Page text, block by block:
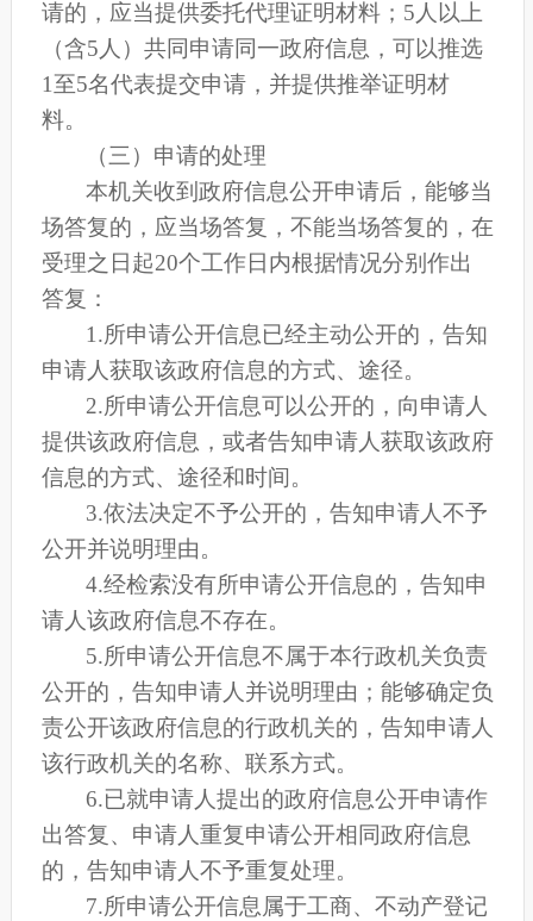
请的，应当提供委托代理证明材料；5人以上
（含5人）共同申请同一政府信息，可以推选
1至5名代表提交申请，并提供推举证明材
料。
（三）申请的处理
本机关收到政府信息公开申请后，能够当
场答复的，应当场答复，不能当场答复的，在
受理之日起20个工作日内根据情况分别作出
答复：
1.所申请公开信息已经主动公开的，告知
申请人获取该政府信息的方式、途径。
2.所申请公开信息可以公开的，向申请人
提供该政府信息，或者告知申请人获取该政府
信息的方式、途径和时间。
3.依法决定不予公开的，告知申请人不予
公开并说明理由。
4.经检索没有所申请公开信息的，告知申
请人该政府信息不存在。
5.所申请公开信息不属于本行政机关负责
公开的，告知申请人并说明理由；能够确定负
责公开该政府信息的行政机关的，告知申请人
该行政机关的名称、联系方式。
6.已就申请人提出的政府信息公开申请作
出答复、申请人重复申请公开相同政府信息
的，告知申请人不予重复处理。
7.所申请公开信息属于工商、不动产登记